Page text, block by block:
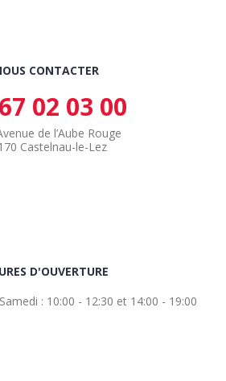
CONTACTER
02 03 00
de l’Aube Rouge
Castelnau-le-Lez
D'OUVERTURE
: 10:00 - 12:30 et 14:00 - 19:00